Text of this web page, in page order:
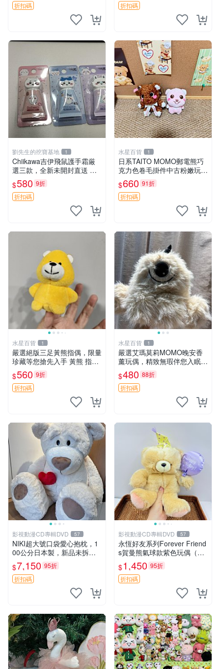
折扣碼
折扣碼
劉先生的挖寶基地 1
Chiikawa吉伊飛鼠護手霜厳
選三款，全新未開封直送 飛
鼠 護手霜 吉伊三款 新貨
$580 9折
折扣碼
水星百貨 1
日系TAITO MOMO郵電熊巧
克力色卷毛掛件中古粉嫩玩偶
微瑕推薦 postpet momo 郵
電熊 中古玩偶
$660 91折
折扣碼
水星百貨 1
嚴選絕版三足黃熊指偶，限量
珍藏等您搶先入手 黃熊 指偶
珍藏品
$560 9折
折扣碼
水星百貨 1
嚴選艾瑪莫莉MOMO晚安香
薰玩偶，精致無瑕伴您入眠
晚安精靈 香薰玩具 玩偶收藏
$480 88折
折扣碼
影視動漫CD專輯DVD 57
NIKI超大號口袋愛心抱枕，1
00公分日本製，新品未拆封
胖嘟嘟收藏推薦 愛心抱枕 日
本 抱枕
$7,150 95折
折扣碼
影視動漫CD專輯DVD 57
永恆好友系列Forever Friend
s賀曼熊氣球款紫色玩偶（鼻
子稍有磨損） 中古玩具 氣球
熊 玩偶
$1,450 95折
折扣碼